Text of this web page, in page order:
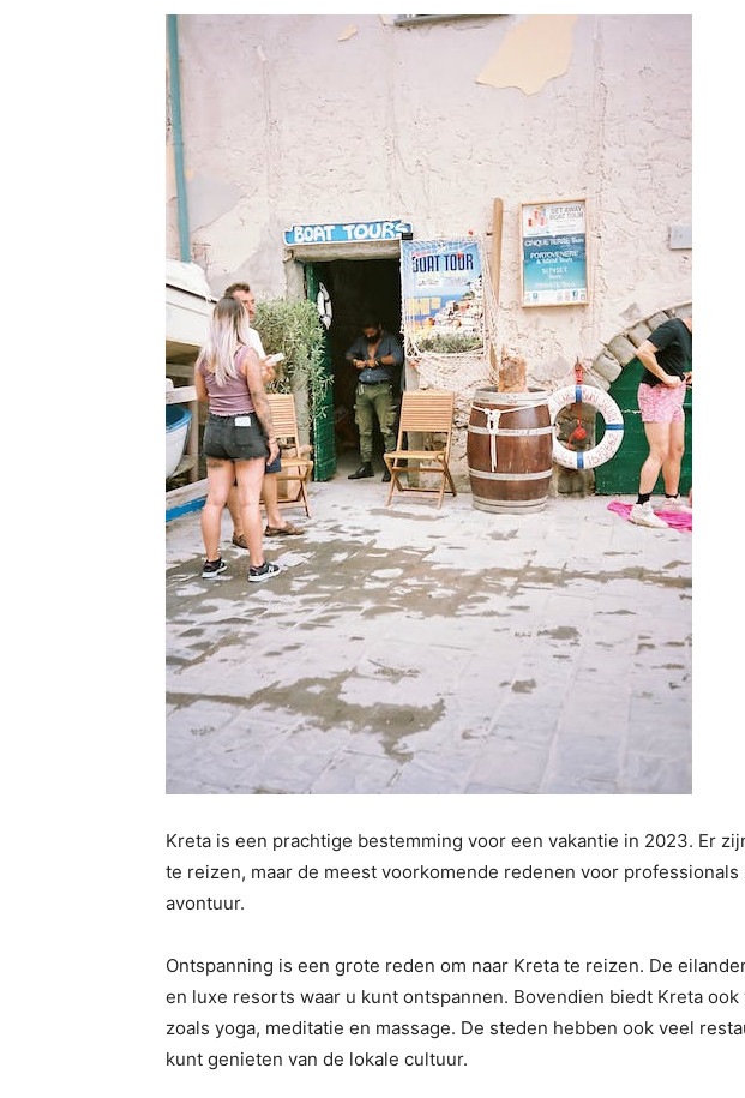
Kreta is een prachtige bestemming voor een vakantie in 2023. Er
te reizen, maar de meest voorkomende redenen voor
avontuur.
Ontspanning is een grote reden om naar Kreta te reizen. De
en luxe resorts waar u kunt ontspannen. Bovendien biedt Kreta
zoals yoga, meditatie en massage. De steden hebben ook veel
kunt genieten van de lokale cultuur.